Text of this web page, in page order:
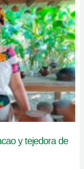
y tejedora de